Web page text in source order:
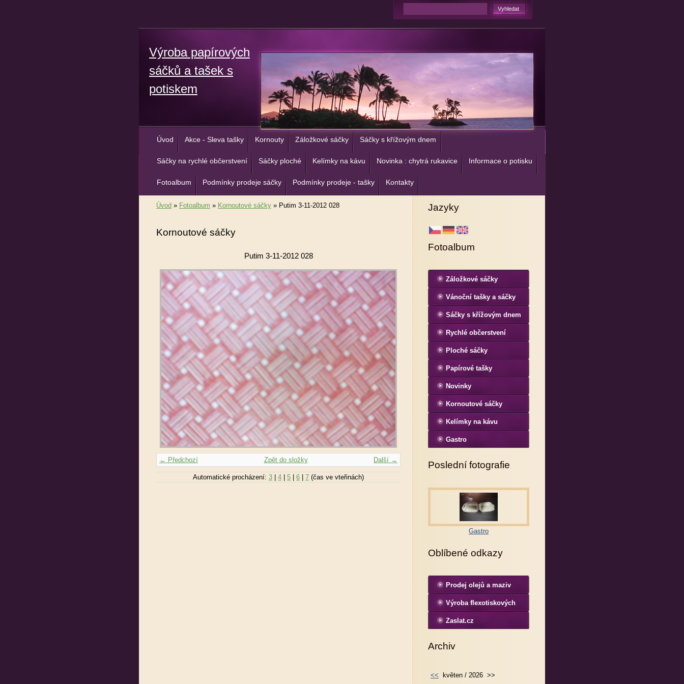
Výroba papírových
sáčků a tašek s
potiskem
Úvod Akce - Sleva tašky Kornouty Záložkové sáčky Sáčky s křížovým dnem
Sáčky na rychlé občerstvení Sáčky ploché Kelímky na kávu Novinka : chytrá rukavice Informace o potisku
Fotoalbum Podmínky prodeje sáčky Podmínky prodeje - tašky Kontakty
Úvod » Fotoalbum » Kornoutové sáčky » Putim 3-11-2012 028
Kornoutové sáčky
Putim 3-11-2012 028
← Předchozí Další →
Zpět do složky
Automatické procházení: 3 4 5 6 7 (čas ve vteřinách)
Jazyky
Fotoalbum
Záložkové sáčky
Vánoční tašky a sáčky
Sáčky s křížovým dnem
Rychlé občerstvení
Ploché sáčky
Papírové tašky
Novinky
Kornoutové sáčky
Kelímky na kávu
Gastro
Poslední fotografie
Gastro
Oblíbené odkazy
Prodej olejů a maziv
Výroba flexotiskových
Zaslat.cz
Archiv
<< květen / 2026 >>